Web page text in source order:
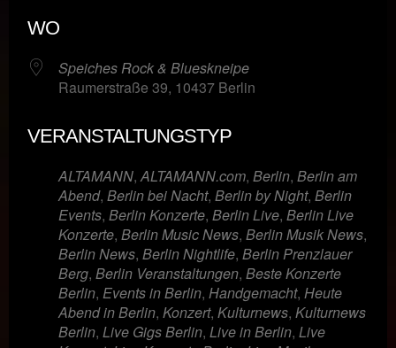
WO
Speiches Rock & Blueskneipe
Raumerstraße 39, 10437 Berlin
VERANSTALTUNGSTYP
ALTAMANN,ALTAMANN.com, Berlin, Berlin am
Abend, Berlin bei Nacht, Berlin by Night, Berlin
Events, Berlin Konzerte, Berlin Live, Berlin Live
Konzerte, Berlin Music News, Berlin Musik News,
Berlin News, Berlin Nightlife, Berlin Prenzlauer
Berg, Berlin Veranstaltungen, Beste Konzerte
Berlin, Events in Berlin, Handgemacht, Heute
Abend in Berlin, Konzert, Kulturnews, Kulturnews
Berlin, Live Gigs Berlin, Live in Berlin, Live